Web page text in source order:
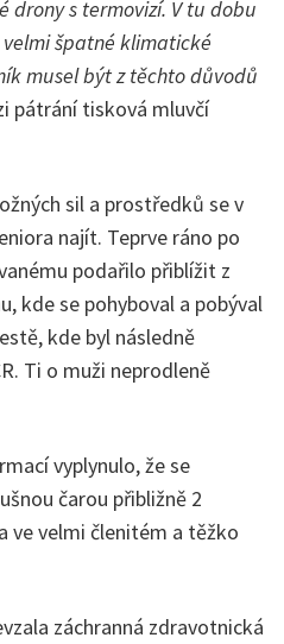
drony s termovizí. V tu dobu
špatné klimatické
musel být z těchto důvodů
pátrání tisková mluvčí
sil a prostředků se v
najít. Teprve ráno po
podařilo přiblížit z
kde se pohyboval a pobýval
kde byl následně
Ti o muži neprodleně
vyplynulo, že se
čarou přibližně 2
ve velmi členitém a těžko
záchranná zdravotnická